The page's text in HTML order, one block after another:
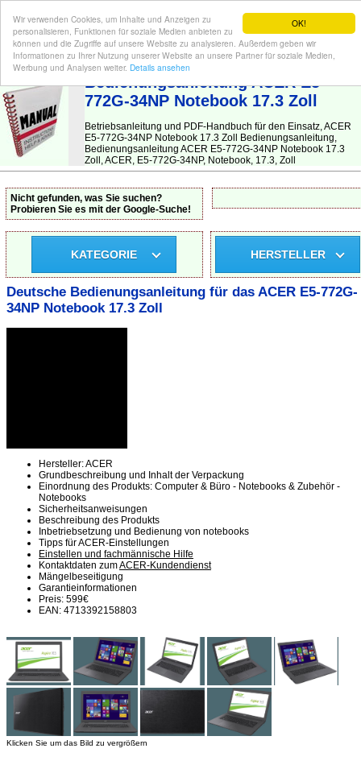
OK!
Wir verwenden Cookies, um Inhalte und Anzeigen zu
personalisieren, Funktionen für soziale Medien anbieten zu
können und die Zugriffe auf unsere Website zu analysieren. Außerdem geben wir
Informationen zu Ihrer Nutzung unserer Website an unsere Partner für soziale Medien,
Werbung und Analysen weiter. Details ansehen
BEDIENUNGSANLEITUNG| Hier finden Sie die deutsche Anleitung!
Bedienungsanleitung ACER E5-
772G-34NP Notebook 17.3 Zoll
Betriebsanleitung und PDF-Handbuch für den Einsatz, ACER
E5-772G-34NP Notebook 17.3 Zoll Bedienungsanleitung,
Bedienungsanleitung ACER E5-772G-34NP Notebook 17.3
Zoll, ACER, E5-772G-34NP, Notebook, 17.3, Zoll
Nicht gefunden, was Sie suchen?
Probieren Sie es mit der Google-Suche!
KATEGORIE HERSTELLER
Deutsche Bedienungsanleitung für das ACER E5-772G-
34NP Notebook 17.3 Zoll
Hersteller: ACER
Grundbeschreibung und Inhalt der Verpackung
Einordnung des Produkts: Computer & Büro - Notebooks & Zubehör -
Notebooks
Sicherheitsanweisungen
Beschreibung des Produkts
Inbetriebsetzung und Bedienung von notebooks
Tipps für ACER-Einstellungen
Einstellen und fachmännische Hilfe
Kontaktdaten zumACER-Kundendienst
Mängelbeseitigung
Garantieinformationen
Preis: 599€
EAN: 4713392158803
Klicken Sie um das Bild zu vergrößern